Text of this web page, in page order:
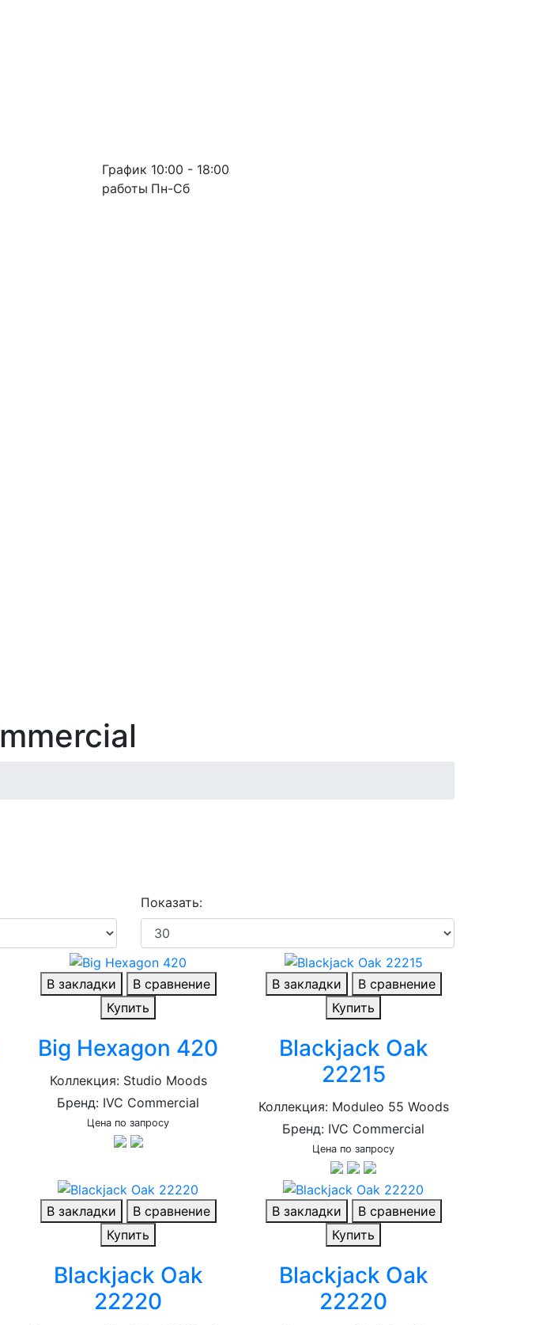
График
работы
10:00 - 18:00
Пн-Сб
Показать:
В закладки
В сравнение
Купить
Big Hexagon 420
Коллекция: Studio Moods
Бренд: IVC Commercial
Цена по запросу
В закладки
В сравнение
Купить
Blackjack Oak
22215
Коллекция: Moduleo 55 Woods
Бренд: IVC Commercial
Цена по запросу
В закладки
В сравнение
Купить
Blackjack Oak
22220
В закладки
В сравнение
Купить
Blackjack Oak
22220